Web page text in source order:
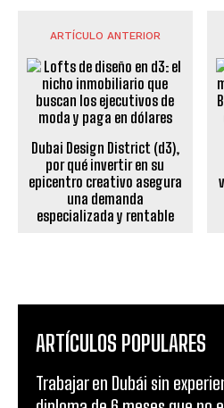
ARTÍCULO ANTERIOR
Dubai Design District (d3),
por qué invertir en su
epicentro creativo asegura
una demanda
especializada y rentable
ARTÍCULOS POPULARES
Trabajar en Dubái sin